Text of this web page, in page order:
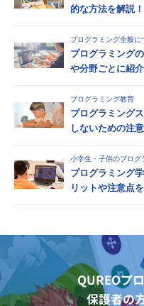
的な方法を解説！
プログラミング全般に
プログラミング
や分野ごとに紹介
プログラミング教育
プログラミング
しないための注
小学生・子供のプログ
プログラミング
リットや注意点
QUREOプ
保護者の